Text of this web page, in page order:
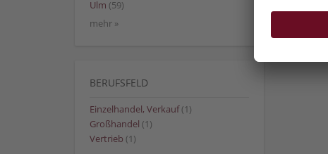
Ulm (59)
mehr »
BERUFSFELD
Einzelhandel, Verkauf (1)
Großhandel (1)
Vertrieb (1)